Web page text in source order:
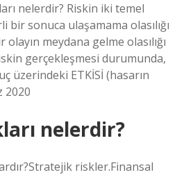
nelerdir? Riskin iki temel
bir sonuca ulaşamama olasılığı
meydana gelme olasılığı
gerçekleşmesi durumunda,
üzerindeki ETKİSİ (hasarın
2020
nelerdir?
riskler.Finansal